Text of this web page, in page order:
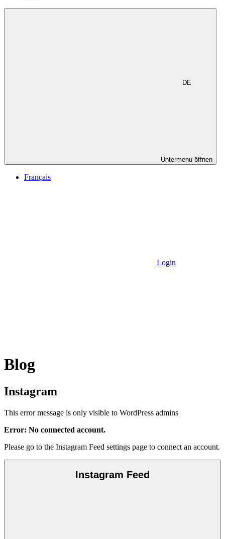
DE
Untermenu öffnen
Français
Login
Blog
Instagram
This error message is only visible to WordPress admins
Error: No connected account.
Please go to the Instagram Feed settings page to connect an account.
Instagram Feed